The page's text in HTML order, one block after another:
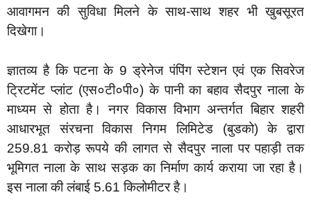
आवागमन की सुविधा मिलने के साथ-साथ शहर भी खुबसूरत
दिखेगा।
ज्ञातव्य है कि पटना के 9 ड्रेनेज पंपिंग स्टेशन एवं एक सिवरेज
ट्रिटमेंट प्लांट (एस०टी०पी०) के पानी का बहाव सैदपुर नाला के
माध्यम से होता है। नगर विकास विभाग अन्तर्गत बिहार शहरी
आधारभूत संरचना विकास निगम लिमिटेड (बुडको) के द्वारा
259.81 करोड़ रूपये की लागत से सैदपुर नाला पर पहाड़ी तक
भूमिगत नाला के साथ सड़क का निर्माण कार्य कराया जा रहा है।
इस नाला की लंबाई 5.61 किलोमीटर है।